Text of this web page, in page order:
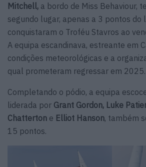
Mitchell, a bordo de Miss Behaviour,
segundo lugar, apenas a 3 pontos do
conquistaram o Troféu Stavros ao
A equipa escandinava, estreante em
condições meteorológicas e a
qual prometeram regressar em 2025.
Completando o pódio, a equipa
liderada por Grant Gordon, Luke
Chatterton e Elliot Hanson, também
15 pontos.